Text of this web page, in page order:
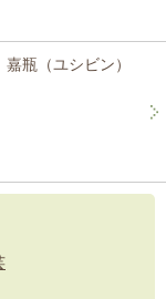
瓶（ユシビン）